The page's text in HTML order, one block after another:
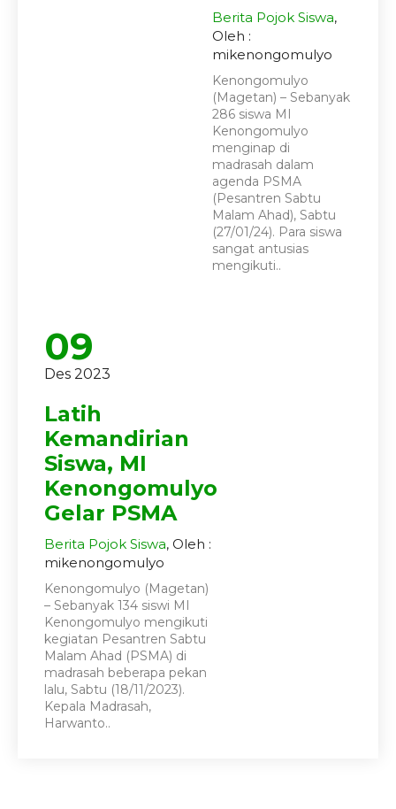
Berita Pojok Siswa,
Oleh :
mikenongomulyo
Kenongomulyo
(Magetan) – Sebanyak
286 siswa MI
Kenongomulyo
menginap di
madrasah dalam
agenda PSMA
(Pesantren Sabtu
Malam Ahad), Sabtu
(27/01/24). Para siswa
sangat antusias
mengikuti..
09
Des 2023
Latih
Kemandirian
Siswa, MI
Kenongomulyo
Gelar PSMA
Berita Pojok Siswa, Oleh :
mikenongomulyo
Kenongomulyo (Magetan)
– Sebanyak 134 siswi MI
Kenongomulyo mengikuti
kegiatan Pesantren Sabtu
Malam Ahad (PSMA) di
madrasah beberapa pekan
lalu, Sabtu (18/11/2023).
Kepala Madrasah,
Harwanto..